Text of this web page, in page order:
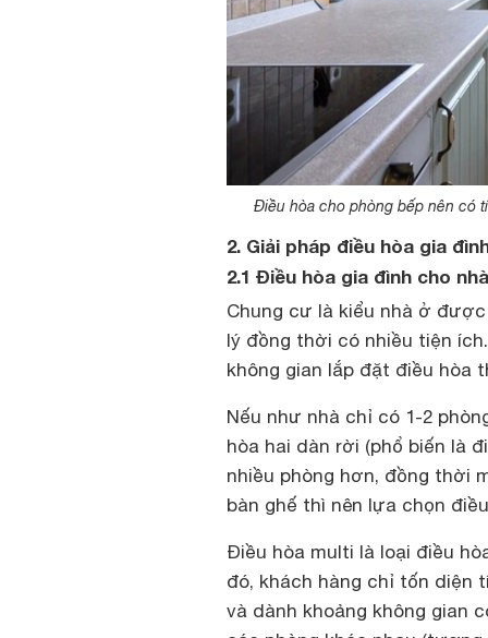
Điều hòa cho phòng bếp nên có
2. Giải pháp điều hòa gia
2.1 Điều hòa gia đình cho
Chung cư là kiểu nhà ở
lý đồng thời có nhiều tiện
không gian lắp đặt điều hòa
Nếu như nhà chỉ có 1-2
hòa hai dàn rời (phổ biến là
nhiều phòng hơn, đồng thời
bàn ghế thì nên lựa chọn
Điều hòa multi là loại điều
đó, khách hàng chỉ tốn diện
và dành khoảng không gian